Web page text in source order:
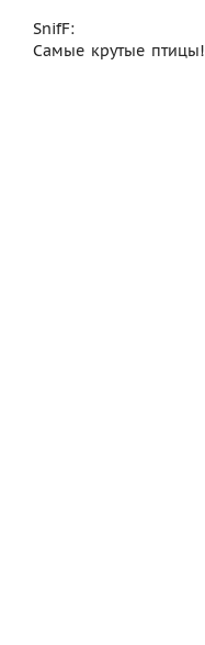
SnifF:
Самые крутые птицы!